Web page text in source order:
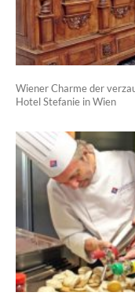
Wiener Charme der
Hotel Stefanie in Wien